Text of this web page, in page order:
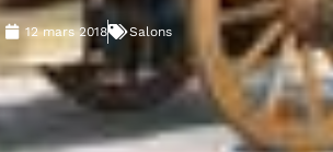
12 mars 2018 Salons